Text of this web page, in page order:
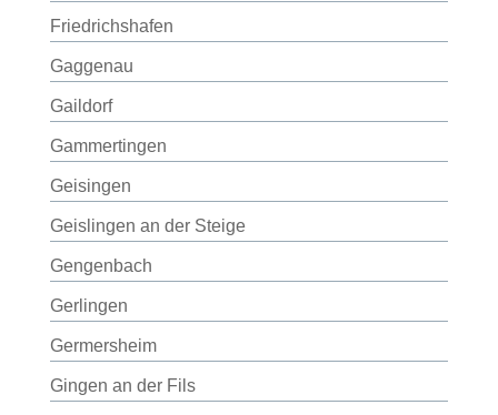
Friedrichshafen
Gaggenau
Gaildorf
Gammertingen
Geisingen
Geislingen an der Steige
Gengenbach
Gerlingen
Germersheim
Gingen an der Fils